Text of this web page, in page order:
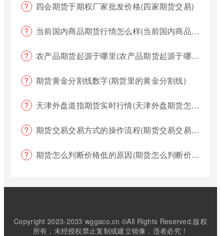
四会期货于期权厂家批发价格(四家期货交易)
当前国内商品期货行情怎么样(当前国内商品期货行情怎么样了)
农产品期货起源于哪里(农产品期货起源于哪里的)
期货黄金分割线数字(期货里的黄金分割线)
天津外盘道指期货实时行情(天津外盘期货怎么交易)
期货交易交易方式的操作流程(期货交易交易方式的操作流程是什么)
期货怎么判断价格低的原因(期货怎么判断价格低的原因呢)
Copyright 2023-2033 wggaco.cn ©All Rights Reserved.版权
所有，未经授权禁止复制或建立镜像，违者必究！